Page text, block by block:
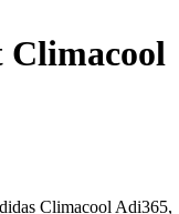
Climacool Adi365,